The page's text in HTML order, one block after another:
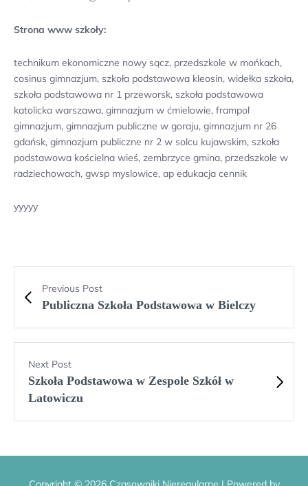
Strona www szkoły:
technikum ekonomiczne nowy sącz, przedszkole w mońkach,
cosinus gimnazjum, szkoła podstawowa kleosin, widełka szkoła,
szkoła podstawowa nr 1 przeworsk, szkoła podstawowa
katolicka warszawa, gimnazjum w ćmielowie, frampol
gimnazjum, gimnazjum publiczne w goraju, gimnazjum nr 26
gdańsk, gimnazjum publiczne nr 2 w solcu kujawskim, szkoła
podstawowa kościelna wieś, zembrzyce gmina, przedszkole w
radziechowach, gwsp myslowice, ap edukacja cennik
yyyyy
Previous Post
Publiczna Szkoła Podstawowa w Bielczy
Next Post
Szkoła Podstawowa w Zespole Szkół w
Latowiczu